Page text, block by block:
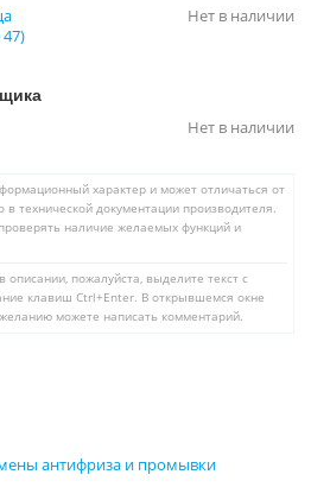
Нет в наличии
Нет в наличии
характер и может отличаться от
в технической документации производителя.
наличие желаемых функций и
пожалуйста, выделите текст с
клавиш Ctrl+Enter. В открывшемся окне
можете написать комментарий.